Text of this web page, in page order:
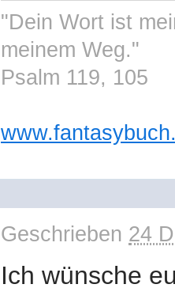
"Dein Wort ist
meinem Weg."
Psalm 119, 105
Geschrieben 24
Ich wünsche